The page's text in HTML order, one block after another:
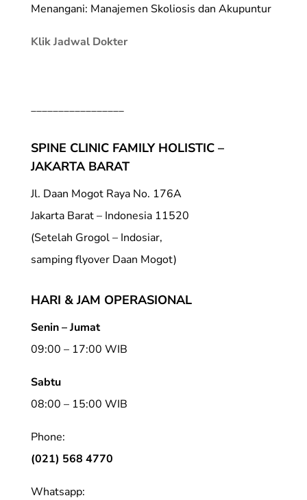
Menangani: Manajemen Skoliosis dan Akupuntur
Klik Jadwal Dokter
_________________
SPINE CLINIC FAMILY HOLISTIC –
JAKARTA BARAT
Jl. Daan Mogot Raya No. 176A
Jakarta Barat – Indonesia 11520
(Setelah Grogol – Indosiar,
samping flyover Daan Mogot)
HARI & JAM OPERASIONAL
Senin – Jumat
09:00 – 17:00 WIB
Sabtu
08:00 – 15:00 WIB
Phone:
(021) 568 4770
Whatsapp: